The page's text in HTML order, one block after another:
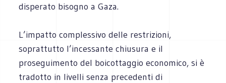
disperato bisogno a Gaza.
L’impatto complessivo delle restrizioni,
soprattutto l’incessante chiusura e il
proseguimento del boicottaggio economico, si è
tradotto in livelli senza precedenti di